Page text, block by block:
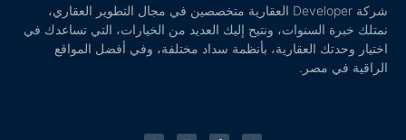
شركة Developer العقارية متخصصين في مجال التطوير العقاري،
نمتلك خبرة السنوات، ونتيح إليك العديد من الخيارات، التي تساعدك في
اختيار وحدتك العقارية، بأنظمة سداد مختلفة، وفي أفضل المواقع
الراقية في مصر.